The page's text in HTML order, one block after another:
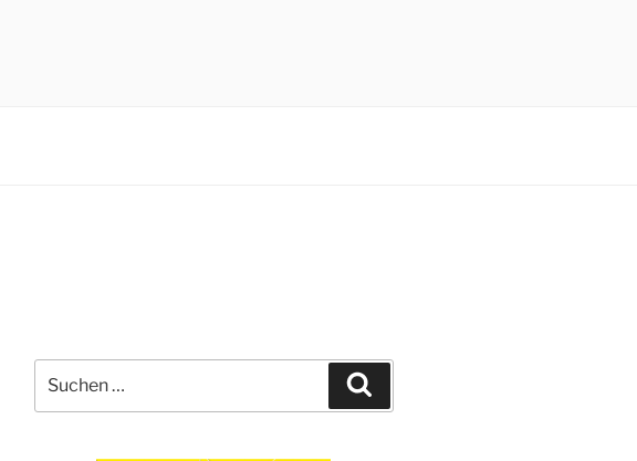
nach: